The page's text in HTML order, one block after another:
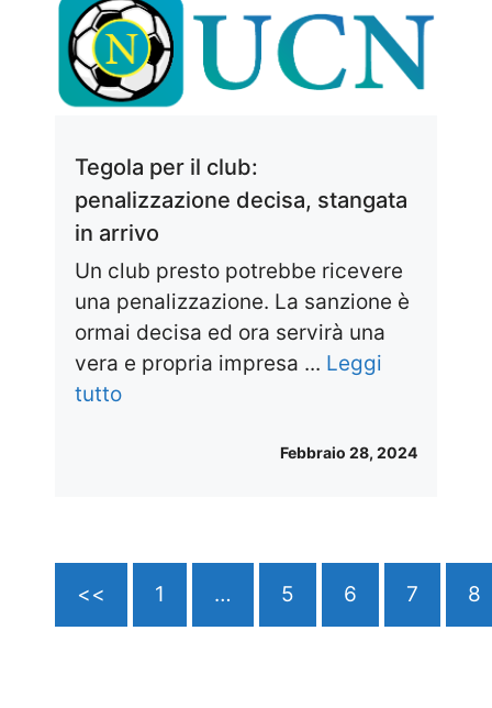
Tegola per il club:
penalizzazione decisa, stangata
in arrivo
Un club presto potrebbe ricevere
una penalizzazione. La sanzione è
ormai decisa ed ora servirà una
vera e propria impresa ... Leggi
tutto
Febbraio 28, 2024
<< 1 … 5 6 7 8